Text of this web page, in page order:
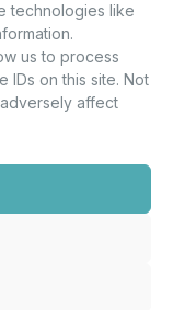
technologies like
us to process
IDs on this site. Not
affect
– Corporate
& Investor
– Τμήμα
–
341